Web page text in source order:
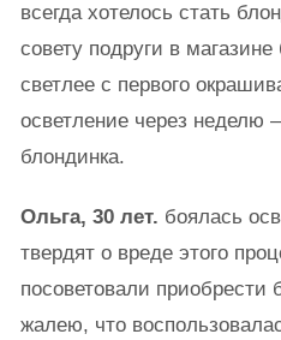
всегда хотелось стать
совету подруги в
светлее с первого
осветление через неделю
блондинка.
Ольга, 30 лет. боялась
твердят о вреде этого
посоветовали приобрести
жалею, что